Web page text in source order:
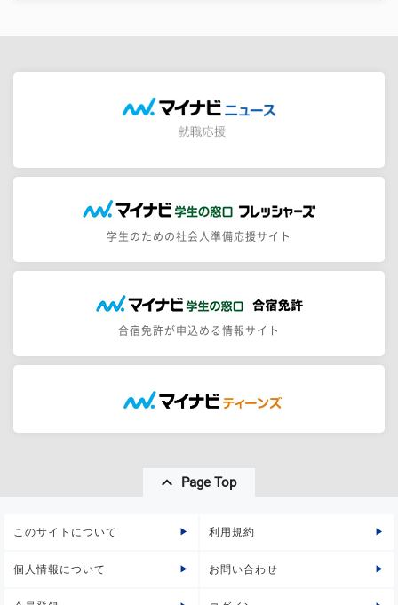
学生のための社会人準備応援サイト
合宿免許が申込める情報サイト
Page Top
このサイトについて 利用規約
個人情報について お問い合わせ